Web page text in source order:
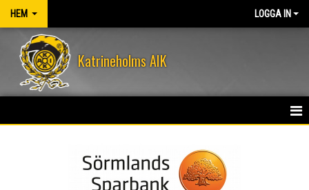
HEM LOGGA IN
Katrineholms AIK